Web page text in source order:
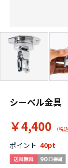
シーベル金具
￥4,400
ポイント 40